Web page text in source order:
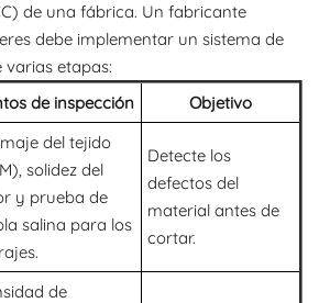
de una fábrica. Un fabricante
debe implementar un sistema de
etapas:
de inspección Objetivo
del tejido
solidez del
y prueba de
salina para los
Detecte los
defectos del
material antes de
cortar.
de